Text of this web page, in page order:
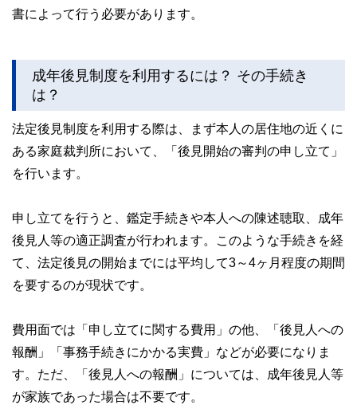
書によって行う必要があります。
成年後見制度を利用するには？ その手続き
は？
法定後見制度を利用する際は、まず本人の居住地の近くに
ある家庭裁判所において、「後見開始の審判の申し立て」
を行います。
申し立てを行うと、鑑定手続きや本人への陳述聴取、成年
後見人等の適正調査が行われます。このような手続きを経
て、法定後見の開始までには平均して3～4ヶ月程度の期間
を要するのが現状です。
費用面では「申し立てに関する費用」の他、「後見人への
報酬」「事務手続きにかかる実費」などが必要になりま
す。ただ、「後見人への報酬」については、成年後見人等
が家族であった場合は不要です。